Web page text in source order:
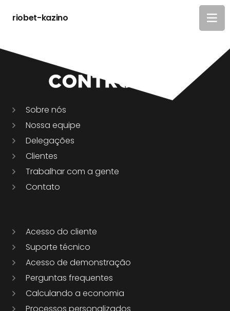
riobet-kazino
Sobre nós
Nossa equipe
Delegações
Clientes
Trabalhar com a gente
Contato
Acesso do cliente
Suporte técnico
Acesso de demonstração
Perguntas frequentes
Calculando a economia
Processos personalizados